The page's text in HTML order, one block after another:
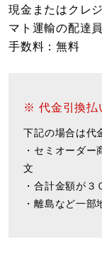
現金またはクレ
マト運輸の配達
手数料：無料
※ 代金引換払
下記の場合は代
・セミオーダ
文
・合計金額が
・離島など一部